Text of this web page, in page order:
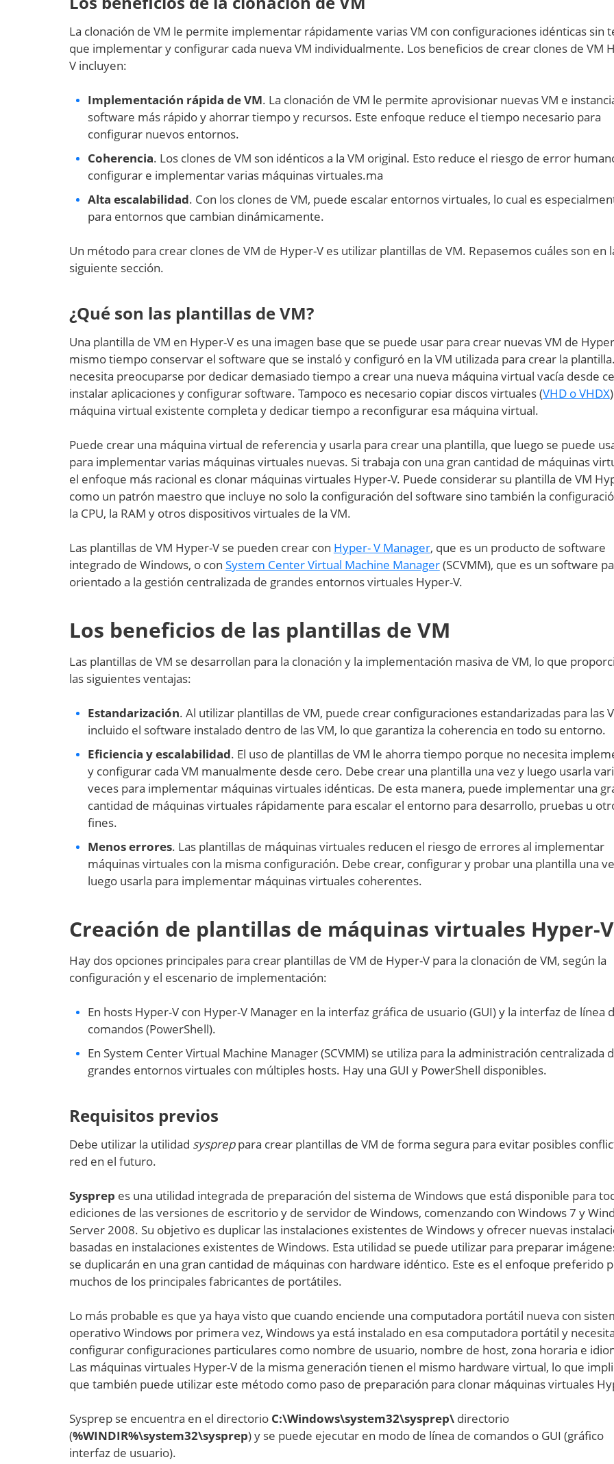
La clonación de VM le permite implementar rápidamente varias VM con configuraciones idénticas sin
que implementar y configurar cada nueva VM individualmente. Los beneficios de crear clones de VM
V incluyen:
Implementación rápida de VM. La clonación de VM le permite aprovisionar nuevas VM e
software más rápido y ahorrar tiempo y recursos. Este enfoque reduce el tiempo necesario para
configurar nuevos entornos.
Coherencia. Los clones de VM son idénticos a la VM original. Esto reduce el riesgo de error
configurar e implementar varias máquinas virtuales.ma
Alta escalabilidad. Con los clones de VM, puede escalar entornos virtuales, lo cual es
para entornos que cambian dinámicamente.
Un método para crear clones de VM de Hyper-V es utilizar plantillas de VM. Repasemos cuáles son en
siguiente sección.
¿Qué son las plantillas de VM?
Una plantilla de VM en Hyper-V es una imagen base que se puede usar para crear nuevas VM de
mismo tiempo conservar el software que se instaló y configuró en la VM utilizada para crear la
necesita preocuparse por dedicar demasiado tiempo a crear una nueva máquina virtual vacía desde
instalar aplicaciones y configurar software. Tampoco es necesario copiar discos virtuales (VHD o VHDX
máquina virtual existente completa y dedicar tiempo a reconfigurar esa máquina virtual.
Puede crear una máquina virtual de referencia y usarla para crear una plantilla, que luego se puede
para implementar varias máquinas virtuales nuevas. Si trabaja con una gran cantidad de máquinas
el enfoque más racional es clonar máquinas virtuales Hyper-V. Puede considerar su plantilla de VM
como un patrón maestro que incluye no solo la configuración del software sino también la
la CPU, la RAM y otros dispositivos virtuales de la VM.
Las plantillas de VM Hyper-V se pueden crear con Hyper- V Manager, que es un producto de software
integrado de Windows, o con System Center Virtual Machine Manager(SCVMM), que es un software
orientado a la gestión centralizada de grandes entornos virtuales Hyper-V.
Los beneficios de las plantillas de VM
Las plantillas de VM se desarrollan para la clonación y la implementación masiva de VM, lo que
las siguientes ventajas:
Estandarización. Al utilizar plantillas de VM, puede crear configuraciones estandarizadas para las
incluido el software instalado dentro de las VM, lo que garantiza la coherencia en todo su entorno.
Eficiencia y escalabilidad. El uso de plantillas de VM le ahorra tiempo porque no necesita
y configurar cada VM manualmente desde cero. Debe crear una plantilla una vez y luego usarla
veces para implementar máquinas virtuales idénticas. De esta manera, puede implementar una
cantidad de máquinas virtuales rápidamente para escalar el entorno para desarrollo, pruebas u
fines.
Menos errores. Las plantillas de máquinas virtuales reducen el riesgo de errores al implementar
máquinas virtuales con la misma configuración. Debe crear, configurar y probar una plantilla una
luego usarla para implementar máquinas virtuales coherentes.
Creación de plantillas de máquinas virtuales Hyper-V
Hay dos opciones principales para crear plantillas de VM de Hyper-V para la clonación de VM, según la
configuración y el escenario de implementación:
En hosts Hyper-V con Hyper-V Manager en la interfaz gráfica de usuario (GUI) y la interfaz de línea
comandos (PowerShell).
En System Center Virtual Machine Manager (SCVMM) se utiliza para la administración centralizada
grandes entornos virtuales con múltiples hosts. Hay una GUI y PowerShell disponibles.
Requisitos previos
Debe utilizar la utilidad syspreppara crear plantillas de VM de forma segura para evitar posibles
red en el futuro.
Sysprep es una utilidad integrada de preparación del sistema de Windows que está disponible para
ediciones de las versiones de escritorio y de servidor de Windows, comenzando con Windows 7 y
Server 2008. Su objetivo es duplicar las instalaciones existentes de Windows y ofrecer nuevas
basadas en instalaciones existentes de Windows. Esta utilidad se puede utilizar para preparar
se duplicarán en una gran cantidad de máquinas con hardware idéntico. Este es el enfoque preferido
muchos de los principales fabricantes de portátiles.
Lo más probable es que ya haya visto que cuando enciende una computadora portátil nueva con
operativo Windows por primera vez, Windows ya está instalado en esa computadora portátil y necesita
configurar configuraciones particulares como nombre de usuario, nombre de host, zona horaria e
Las máquinas virtuales Hyper-V de la misma generación tienen el mismo hardware virtual, lo que
que también puede utilizar este método como paso de preparación para clonar máquinas virtuales
Sysprep se encuentra en el directorio C:\Windows\system32\sysprep\directorio
(%WINDIR%\system32\sysprep) y se puede ejecutar en modo de línea de comandos o GUI (gráfico
interfaz de usuario).